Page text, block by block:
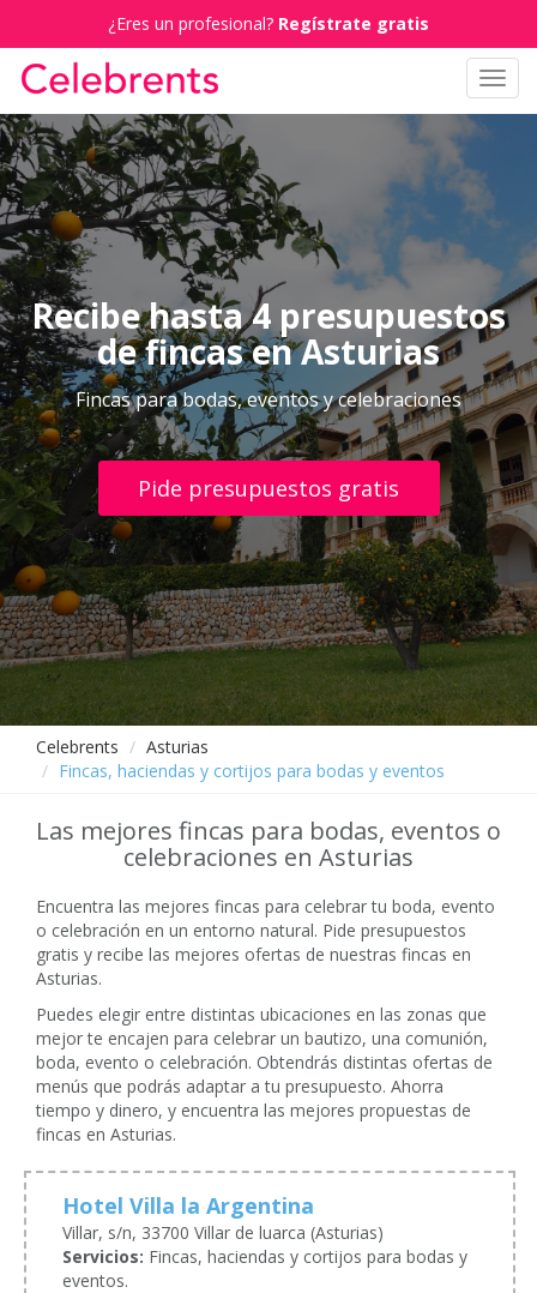
¿Eres un profesional? Regístrate gratis
Recibe hasta 4 presupuestos
de fincas en Asturias
Fincas para bodas, eventos y celebraciones
Pide presupuestos gratis
Celebrents
Asturias
Fincas, haciendas y cortijos para bodas y eventos
Las mejores fincas para bodas, eventos o
celebraciones en Asturias
Encuentra las mejores fincas para celebrar tu boda, evento
o celebración en un entorno natural. Pide presupuestos
gratis y recibe las mejores ofertas de nuestras fincas en
Asturias.
Puedes elegir entre distintas ubicaciones en las zonas que
mejor te encajen para celebrar un bautizo, una comunión,
boda, evento o celebración. Obtendrás distintas ofertas de
menús que podrás adaptar a tu presupuesto. Ahorra
tiempo y dinero, y encuentra las mejores propuestas de
fincas en Asturias.
Hotel Villa la Argentina
Villar, s/n, 33700 Villar de luarca (Asturias)
Servicios: Fincas, haciendas y cortijos para bodas y
eventos.